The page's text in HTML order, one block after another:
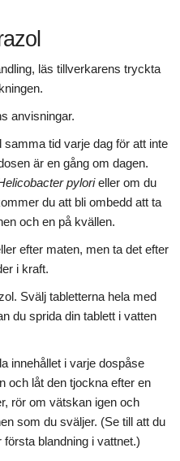
läs tillverkarens tryckta
anvisningar.
tid varje dag för att inte
är en gång om dagen.
pylorieller om du
du att bli ombedd att ta
och en på kvällen.
efter maten, men ta det efter
i kraft.
Svälj tabletterna hela med
du sprida din tablett i vatten
innehållet i varje dospåse
och låt den tjockna efter en
rör om vätskan igen och
som du sväljer. (Se till att du
blandning i vattnet.)